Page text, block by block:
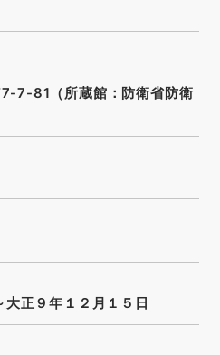
7-81（所蔵館：防衛省防衛
正９年１２月１５日